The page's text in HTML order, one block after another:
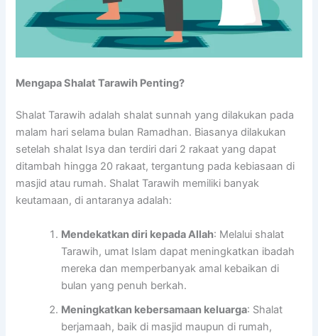
Mengapa Shalat Tarawih Penting?
Shalat Tarawih adalah shalat sunnah yang dilakukan pada
malam hari selama bulan Ramadhan. Biasanya dilakukan
setelah shalat Isya dan terdiri dari 2 rakaat yang dapat
ditambah hingga 20 rakaat, tergantung pada kebiasaan di
masjid atau rumah. Shalat Tarawih memiliki banyak
keutamaan, di antaranya adalah:
Mendekatkan diri kepada Allah: Melalui shalat
Tarawih, umat Islam dapat meningkatkan ibadah
mereka dan memperbanyak amal kebaikan di
bulan yang penuh berkah.
Meningkatkan kebersamaan keluarga: Shalat
berjamaah, baik di masjid maupun di rumah,